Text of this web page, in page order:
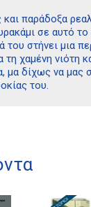
παράδοξα
σε αυτό το
του στήνει μια
τη χαμένη νιότη
μα δίχως να μας
του.
21 1750 8340